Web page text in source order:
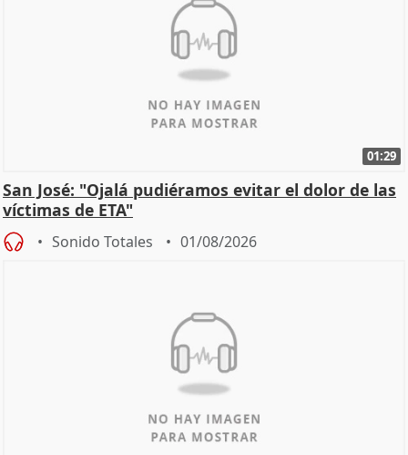
01:29
San José: "Ojalá pudiéramos evitar el dolor de las
víctimas de ETA"
Sonido Totales 01/08/2026